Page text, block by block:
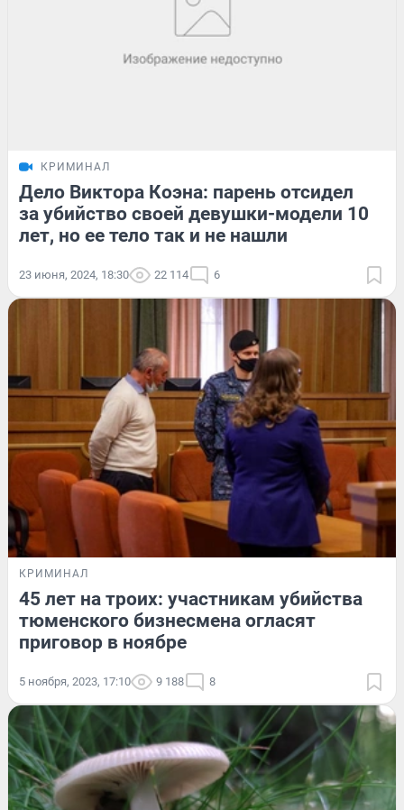
КРИМИНАЛ
Дело Виктора Коэна: парень отсидел
за убийство своей девушки-модели 10
лет, но ее тело так и не нашли
23 июня, 2024, 18:30 22 114 6
КРИМИНАЛ
45 лет на троих: участникам убийства
тюменского бизнесмена огласят
приговор в ноябре
5 ноября, 2023, 17:10 9 188 8